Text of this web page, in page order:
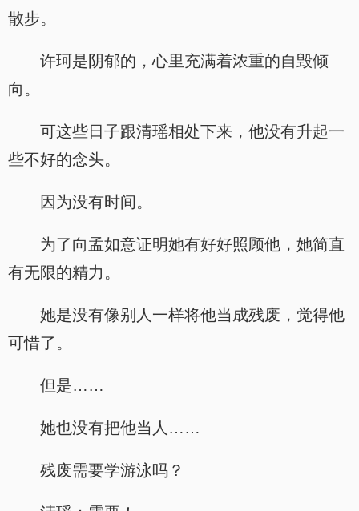
散步。
许珂是阴郁的，心里充满着浓重的自毁倾
向。
可这些日子跟清瑶相处下来，他没有升起一
些不好的念头。
因为没有时间。
为了向孟如意证明她有好好照顾他，她简直
有无限的精力。
她是没有像别人一样将他当成残废，觉得他
可惜了。
但是……
她也没有把他当人……
残废需要学游泳吗？